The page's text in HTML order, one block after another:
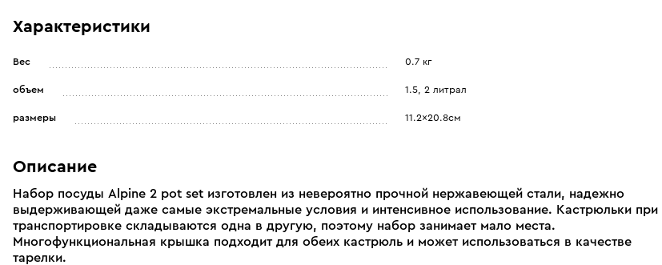
Характеристики
Вес 0.7 кг
объем 1.5, 2 литрал
размеры 11.2x20.8см
Описание
Набор посуды Alpine 2 pot set изготовлен из невероятно прочной нержавеющей стали, надежно
выдерживающей даже самые экстремальные условия и интенсивное использование. Кастрюльки при
транспортировке складываются одна в другую, поэтому набор занимает мало места.
Многофункциональная крышка подходит для обеих кастрюль и может использоваться в качестве
тарелки.